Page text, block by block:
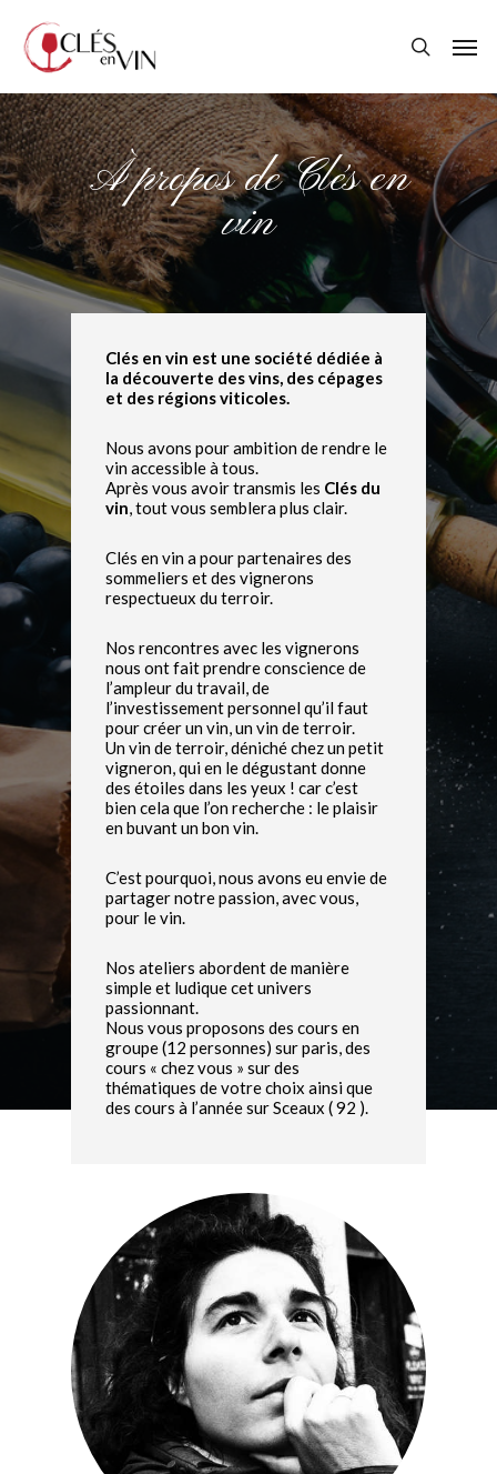
main
content
search
À propos de Clés en
vin
Clés en vin est une société dédiée à
la découverte des vins, des cépages
et des régions viticoles.
Nous avons pour ambition de rendre le
vin accessible à tous.
Après vous avoir transmis les Clés du
vin, tout vous semblera plus clair.
Clés en vin a pour partenaires des
sommeliers et des vignerons
respectueux du terroir.
Nos rencontres avec les vignerons
nous ont fait prendre conscience de
l’ampleur du travail, de
l’investissement personnel qu’il faut
pour créer un vin, un vin de terroir.
Un vin de terroir, déniché chez un petit
vigneron, qui en le dégustant donne
des étoiles dans les yeux ! car c’est
bien cela que l’on recherche : le plaisir
en buvant un bon vin.
C’est pourquoi, nous avons eu envie de
partager notre passion, avec vous,
pour le vin.
Nos ateliers abordent de manière
simple et ludique cet univers
passionnant.
Nous vous proposons des cours en
groupe (12 personnes) sur paris, des
cours « chez vous » sur des
thématiques de votre choix ainsi que
des cours à l’année sur Sceaux ( 92 ).